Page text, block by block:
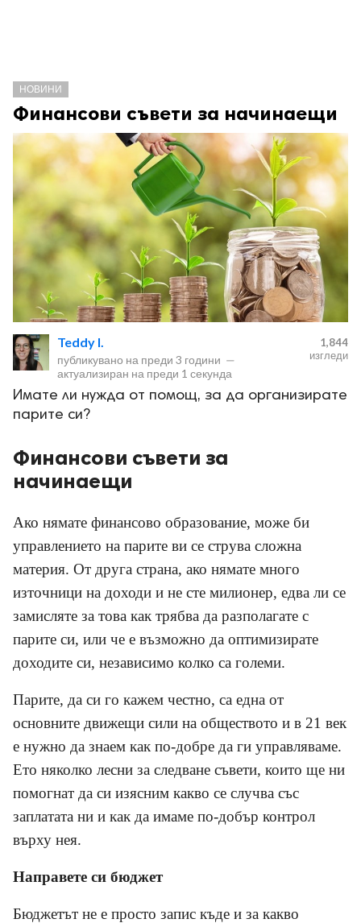
НОВИНИ
Финансови съвети за начинаещи
Teddy I.
публикувано на преди 3 години —
актуализиран на преди 1 секунда
1,844
изгледи
Имате ли нужда от помощ, за да организирате
парите си?
Финансови съвети за
начинаещи
Ако нямате финансово образование, може би
управлението на парите ви се струва сложна
материя. От друга страна, ако нямате много
източници на доходи и не сте милионер, едва ли се
замисляте за това как трябва да разполагате с
парите си, или че е възможно да оптимизирате
доходите си, независимо колко са големи.
Парите, да си го кажем честно, са една от
основните движещи сили на обществото и в 21 век
е нужно да знаем как по-добре да ги управляваме.
Ето няколко лесни за следване съвети, които ще ни
помогнат да си изясним какво се случва със
заплатата ни и как да имаме по-добър контрол
върху нея.
Направете си бюджет
Бюджетът не е просто запис къде и за какво